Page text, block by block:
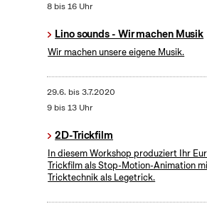
8 bis 16 Uhr
Lino sounds - Wir machen Musik
Wir machen unsere eigene Musik.
29.6. bis3.7.2020
9 bis 13 Uhr
2D-Trickfilm
In diesem Workshop produziert Ihr
Trickfilm als Stop-Motion-Animation
Tricktechnik als Legetrick.